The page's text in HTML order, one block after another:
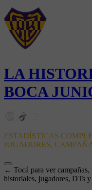
LA
BOCA
ESTADÍSTICAS
JUGADORES,
← Tocá para ver campañas,
historiales, jugadores, DTs y